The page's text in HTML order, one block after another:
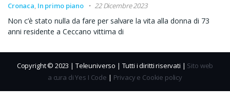
Cronaca, In primo piano 22 Dicembre 2023
Non c’è stato nulla da fare per salvare la vita alla donna di 73
anni residente a Ceccano vittima di
Copyright © 2023 | Teleuniverso | Tutti i diritti riservati | Sito web
a cura di Yes I Code | Privacy e Cookie policy